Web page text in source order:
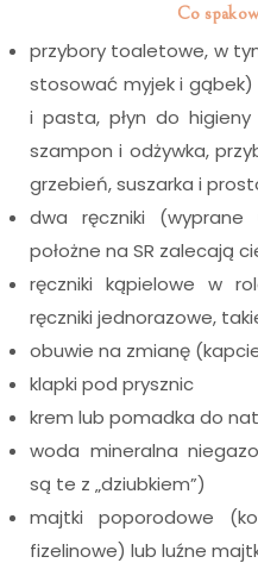
Co
przybory toaletowe, w
stosować myjek i
i pasta, płyn do
szampon i odżywka,
grzebień, suszarka i
dwa ręczniki
położne na SR zalecają
ręczniki kąpielowe w
ręczniki jednorazowe,
obuwie na zmianę
klapki pod prysznic
krem lub pomadka do
woda mineralna
są te z „dziubkiem”)
majtki poporodowe
fizelinowe) lub luźne